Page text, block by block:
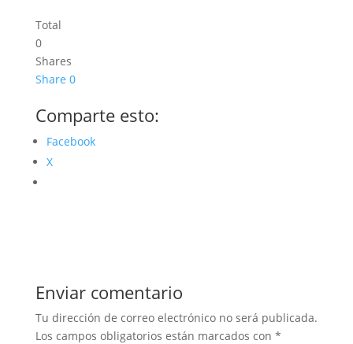
Total
0
Shares
Share 0
Comparte esto:
Facebook
X
Enviar comentario
Tu dirección de correo electrónico no será publicada.
Los campos obligatorios están marcados con *